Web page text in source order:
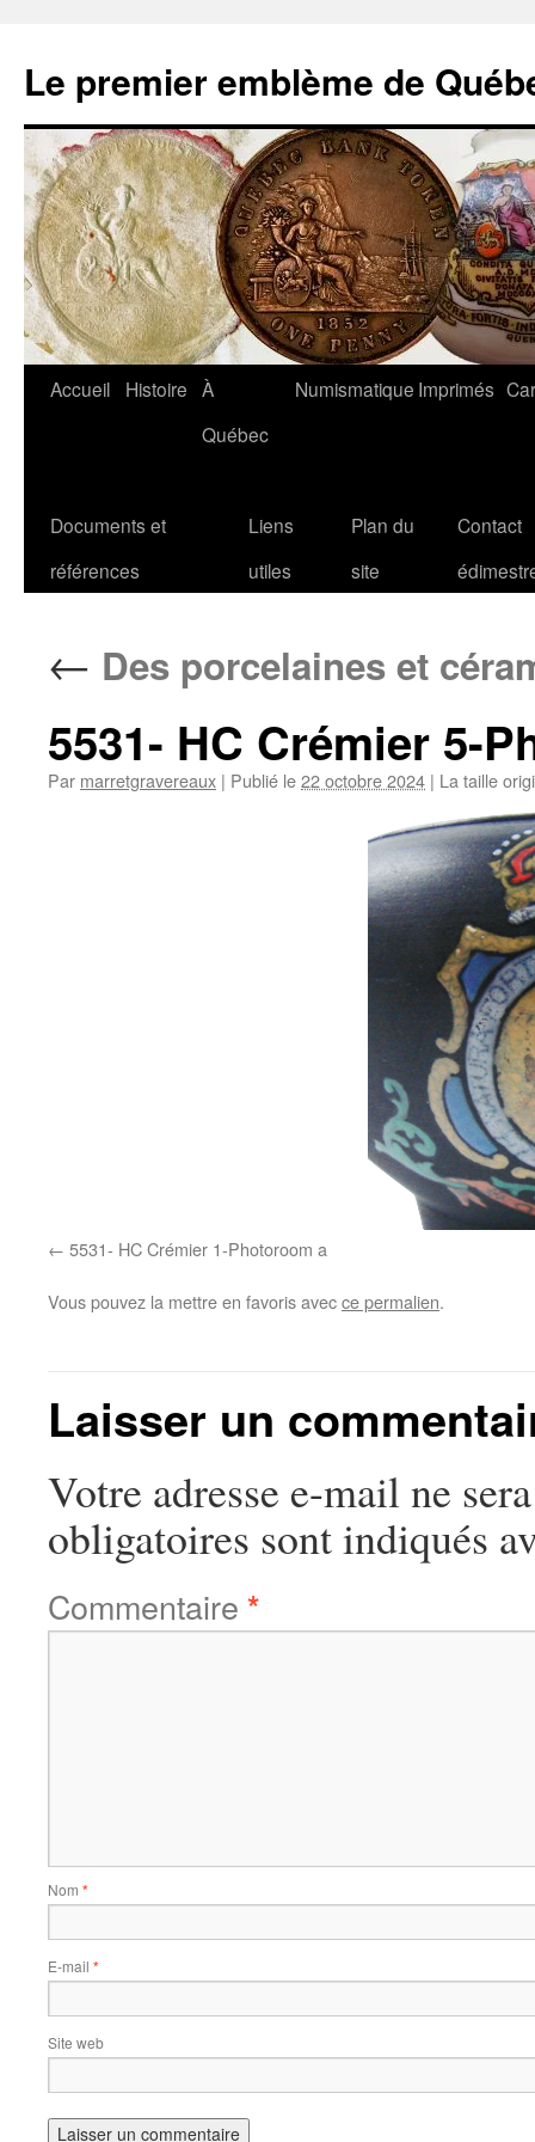
contenu
Le premier emblème de
Accueil Histoire À
Québec
Numismatique Imprimés
Documents et
références
Liens
utiles
Plan du
site
Contact
← Des porcelaines et
5531- HC Crémier 5-
Par marretgravereaux | Publié le22 octobre 2024 | La taille
5531- HC Crémier 1-Photoroom a
Vous pouvez la mettre en favoris avecce permalien.
Laisser un
Votre adresse e-mail ne
obligatoires sont indiqués
Commentaire *
Nom *
E-mail *
Site web